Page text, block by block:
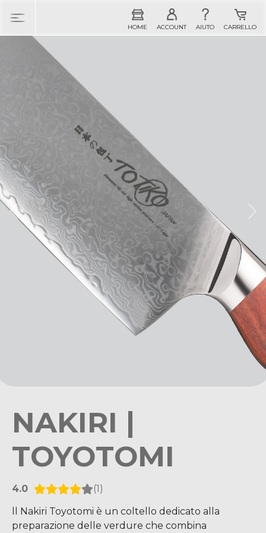
NAKIRI |
TOYOTOMI
4.0
(1)
ll Nakiri Toyotomi è un coltello dedicato alla
preparazione delle verdure che combina